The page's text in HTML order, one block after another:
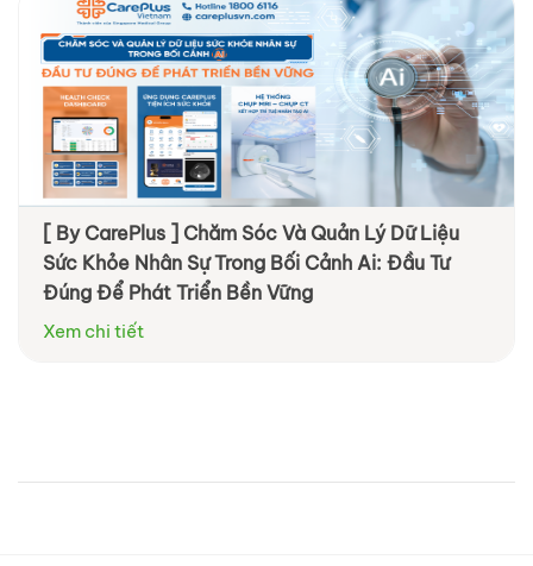
[ By CarePlus ] Chăm Sóc Và Quản Lý Dữ Liệu
Sức Khỏe Nhân Sự Trong Bối Cảnh Ai: Đầu Tư
Đúng Để Phát Triển Bền Vững
Xem chi tiết